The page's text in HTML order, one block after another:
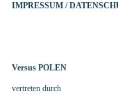
IMPRESSUM /
Versus POLEN
vertreten durch